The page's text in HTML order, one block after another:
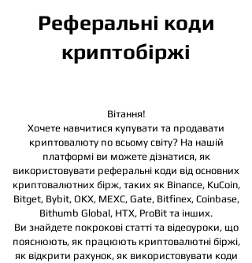
Реферальні коди
криптобіржі
Вітання!
Хочете навчитися купувати та продавати
криптовалюту по всьому світу? На нашій
платформі ви можете дізнатися, як
використовувати реферальні коди від основних
криптовалютних бірж, таких як Binance, KuCoin,
Bitget, Bybit, OKX, MEXC, Gate, Bitfinex, Coinbase,
Bithumb Global, HTX, ProBit та інших.
Ви знайдете покрокові статті та відеоуроки, що
пояснюють, як працюють криптовалютні біржі,
як відкрити рахунок, як використовувати коди